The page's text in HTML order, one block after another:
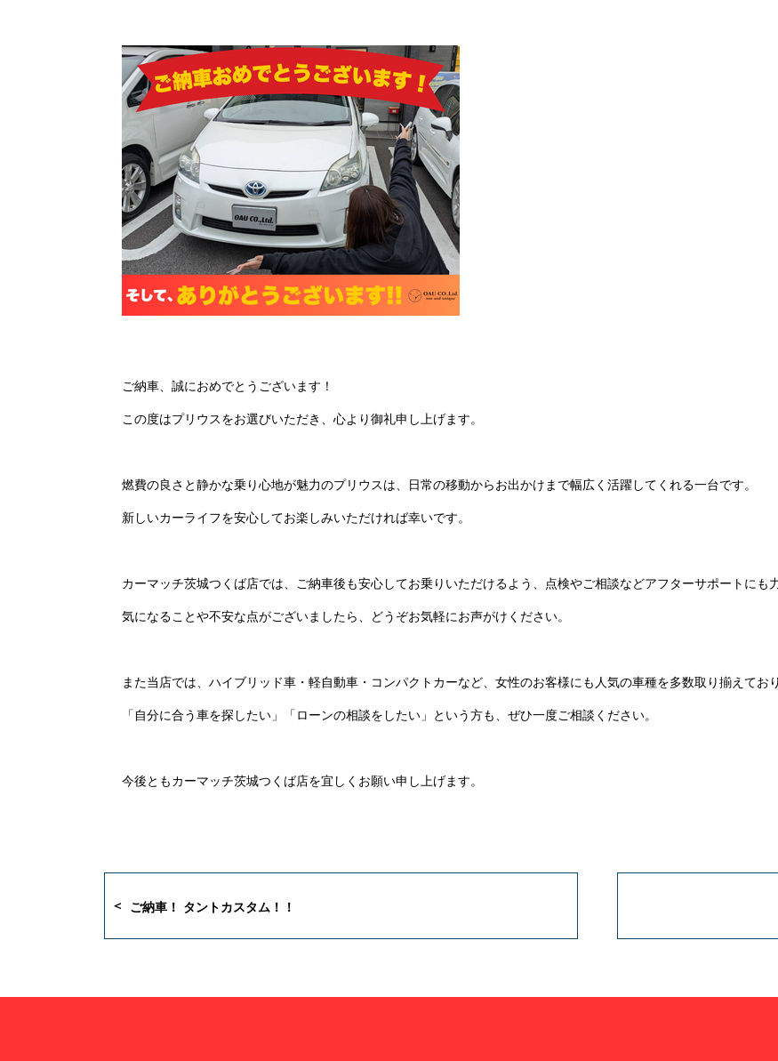
ご納車、誠におめでとうございます！
この度はプリウスをお選びいただき、心より御礼申し上げます。
燃費の良さと静かな乗り心地が魅力のプリウスは、日常の移動からお出かけまで幅広く活躍してくれる一台です。
新しいカーライフを安心してお楽しみいただければ幸いです。
カーマッチ茨城つくば店では、ご納車後も安心してお乗りいただけるよう、点検やご相談などアフターサポートにも
気になることや不安な点がございましたら、どうぞお気軽にお声がけください。
また当店では、ハイブリッド車・軽自動車・コンパクトカーなど、女性のお客様にも人気の車種を多数取り揃えており
「自分に合う車を探したい」「ローンの相談をしたい」という方も、ぜひ一度ご相談ください。
今後ともカーマッチ茨城つくば店を宜しくお願い申し上げます。
​ご納車！ タントカスタム！！